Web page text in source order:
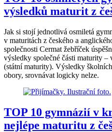
výsledků maturit z
Jak si stojí jednotlivá osmiletá
v maturitách z českého a
společnosti Cermat žebříček
výsledky společné části maturity –
(státní maturity). Výsledky
obory, srovnávat logicky nelze.
TOP 10 gymnázií v
nejlépe maturitu z